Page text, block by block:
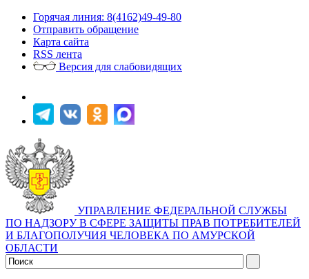
Горячая линия: 8(4162)49-49-80
Отправить обращение
Карта сайта
RSS лента
Версия для слабовидящих
УПРАВЛЕНИЕ ФЕДЕРАЛЬНОЙ СЛУЖБЫ
ПО НАДЗОРУ В СФЕРЕ ЗАЩИТЫ ПРАВ ПОТРЕБИТЕЛЕЙ
И БЛАГОПОЛУЧИЯ ЧЕЛОВЕКА ПО АМУРСКОЙ
ОБЛАСТИ